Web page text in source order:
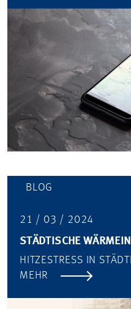
BLOG
21 / 03 / 2024
STÄDTISCHE
HITZESTRESS IN
MEHR